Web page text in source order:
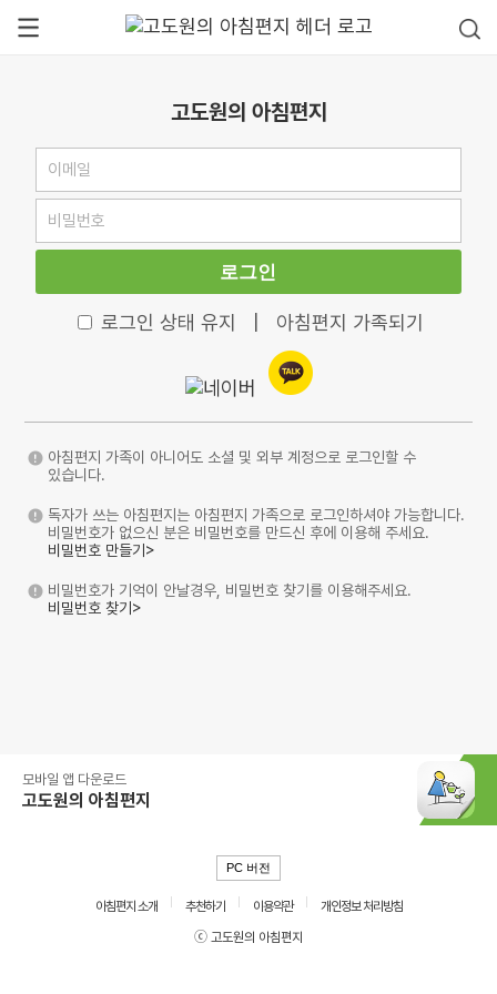
고도원의 아침편지
로그인
로그인 상태 유지 아침편지 가족되기
아침편지 가족이 아니어도 소셜 및 외부 계정으로 로그인할 수
있습니다.
독자가 쓰는 아침편지는 아침편지 가족으로 로그인하셔야 가능합니다.
비밀번호가 없으신 분은 비밀번호를 만드신 후에 이용해 주세요.
비밀번호 만들기>
비밀번호가 기억이 안날경우, 비밀번호 찾기를 이용해주세요.
비밀번호 찾기>
모바일 앱 다운로드
고도원의 아침편지
PC 버전
아침편지 소개 추천하기 이용약관
개인정보 처리방침
ⓒ 고도원의 아침편지